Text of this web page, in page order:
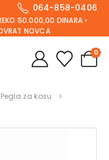
064-858-0406
50.000,00 DINARA •
NOVCA
0
Pegla za kosu